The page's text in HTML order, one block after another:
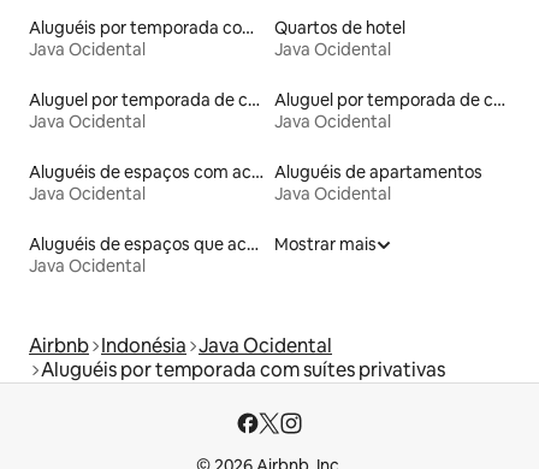
Aluguéis por temporada com acesso ao lago
Java Ocidental
Quartos de hotel
Java Ocidental
Aluguel por temporada de casas de veraneio
Java Ocidental
Aluguel por temporada de casas arredondadas
Java Ocidental
Aluguéis de espaços com acesso direto a pistas de esqui
Java Ocidental
Aluguéis de apartamentos
Java Ocidental
Aluguéis de espaços que aceitam animais de estimação
Java Ocidental
Mostrar mais
Airbnb Indonésia Java Ocidental
Aluguéis por temporada com suítes privativas